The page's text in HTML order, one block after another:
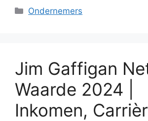
Categories
Ondernemers
Jim Gaffigan
Waarde 2024 |
Inkomen,